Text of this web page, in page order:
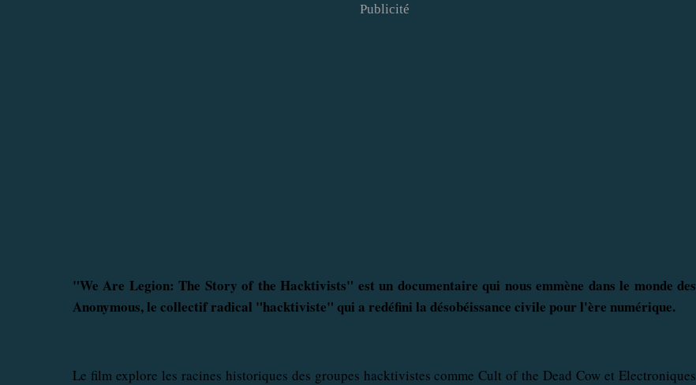
Publicité
"We Are Legion: The Story of the Hacktivists" est un documentaire qui nous emmène dans le monde des
Anonymous,le collectif radical "hacktiviste" qui a redéfini la désobéissance civile pour l'ère numérique.
Le film explore les racines historiques des groupes hacktivistes comme Cult of the Dead Cow et Electroniques